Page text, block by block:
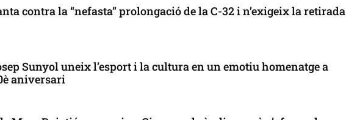
contra la “nefasta” prolongació de la C-32 i n’exigeix la retirada
Sunyol uneix l’esport i la cultura en un emotiu homenatge a
aniversari